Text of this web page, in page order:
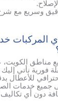
وسريع مع
المركبات
الكويت، على
فورية نأتي
للأعطال
خدمات
دون أي